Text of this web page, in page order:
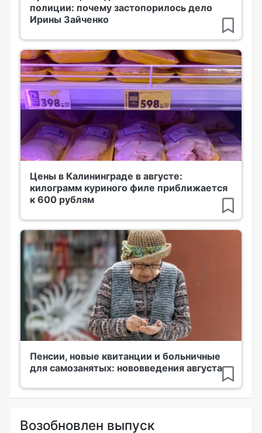
полиции: почему застопорилось дело
Ирины Зайченко
Цены в Калининграде в августе:
килограмм куриного филе приближается
к 600 рублям
Пенсии, новые квитанции и больничные
для самозанятых: нововведения августа
Возобновлен выпуск